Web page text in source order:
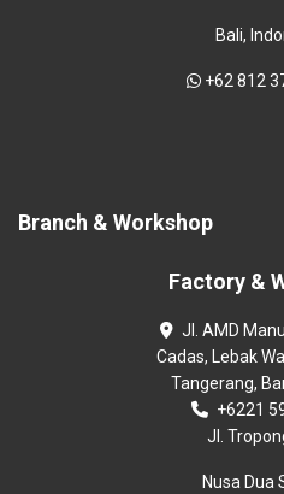
Bali,
+62 812
Branch & Workshop
Factory &
Jl. AMD
Cadas, Lebak
Tangerang,
+6221
Jl.
Nusa Dua